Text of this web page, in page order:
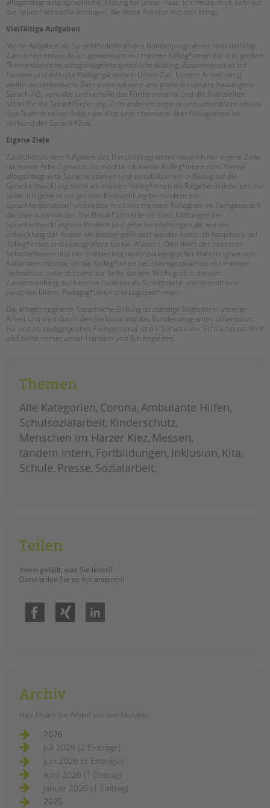
STADTTEILARBEIT
PROFIL | LEITBILD
Bereiche im Überblick
Kinder- und Jugendschutz
Unsere Videos
Gesellschafter VdK
schoolcoach BTL
tandem international
KARRIERE
Stellenangebote
tandem als Arbeitgeberin
NEWS/BLOG
unkuerzbar
Briefe an Kai
PRESSE
Magazin
KONTAKT
Impressum
Intranet
alltagsintegrierte sprachliche Bildung für unser Haus. Ich freute mich sehr auf
die neuen Herausforderungen, die diese Position mit sich bringt.
Vielfältige Aufgaben
Meine Aufgaben als Sprachförderkraft des Bundesprogramms sind vielfältig:
Zum einen entwickle ich gemeinsam mit meinen Kolleg*innen die drei großen
Themenbereiche alltagsintegrierte sprachliche Bildung, Zusammenarbeit mit
Familien und inklusive Pädagogik weiter. Unser Ziel: Unsere Arbeit stetig
weiter zu verbessern. Zum einen steuere und plane ich unsere hauseigene
Sprach-AG, verwalte und verteile das Fördermaterial und die finanziellen
Mittel für die Sprachförderung. Zum anderen begleite und unterstütze ich das
Kita-Team in seiner Arbeit am Kind und informiere über Neuigkeiten im
Verbund der Sprach-Kitas.
Eigene Ziele
Zusätzlich zu den Aufgaben des Bundesprogramms habe ich mir eigene Ziele
für meine Arbeit gesetzt. So möchte ich meine Kolleg*innen zum Thema
alltagsintegrierte Sprache stärken und sensibilisieren. In Bezug auf die
Sprachentwicklung stehe ich meinen Kolleg*innen als Ratgeberin jederzeit zur
Seite. Ich gehe in die gezielte Beobachtung bei Kindern mit
Sprachförderbedarf und setzte mich mit meinem Kollegium im Fachgespräch
darüber auseinander. Bei Bedarf schreibe ich Einschätzungen der
Sprachentwicklung von Kindern und gebe Empfehlungen ab, wie die
Entwicklung der Kinder am besten gefördert werden kann. Ich hospitiere bei
Kolleg*innen und videografiere sie bei Wunsch. Dies dient der besseren
Selbstreflexion und der Erarbeitung neuer pädagogischer Handlungsweisen.
Außerdem möchte ich die Kolleg*innen bei Elterngesprächen mit meinem
Fachwissen unterstützend zur Seite stehen. Wichtig ist in diesem
Zusammenhang auch meine Funktion als Schnittstelle und Vermittlerin
zwischen Eltern, Pädagog*innen und Logopäd*innen.
Die alltagsintegrierte Sprachliche Bildung ist ständige Begleiterin unserer
Arbeit und wird durch den Verbund und das Bundesprogramm unterstützt.
Für uns als pädagogisches Fachpersonal ist die Sprache der Schlüssel zur Welt
und sollte immer unser Handeln und Tun begleiten.
Themen
Alle Kategorien Corona Ambulante Hilfen
Schulsozialarbeit Kinderschutz
Menschen im Harzer Kiez Messen
tandem intern Fortbildungen Inklusion Kita
Schule Presse Sozialarbeit
Teilen
Ihnen gefällt, was Sie lesen?
Dann teilen Sie es mit anderen!
Facebook
Archiv
Hier finden Sie Artikel aus den Monaten
2026
Juli 2026 (2 Einträge)
Juni 2026 (3 Einträge)
April 2026 (1 Eintrag)
Januar 2026 (1 Eintrag)
2025